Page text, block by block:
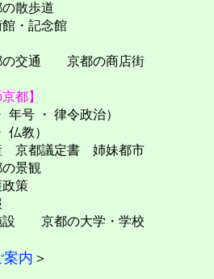
散歩道
・記念館
交通 京都の商店街
都】
号 ・ 律令政治）
教）
京都議定書 姉妹都市
景観
策
京都の大学・学校
案内 ＞